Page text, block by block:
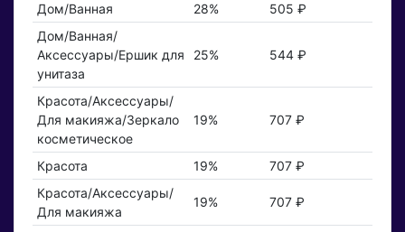
Дом/Ванная 28%
505 ₽
Дом/Ванная/
Аксессуары/Ершик для
унитаза
25% 544 ₽
Красота/Аксессуары/
Для макияжа/Зеркало
косметическое
19% 707 ₽
Красота 19%
707 ₽
Красота/Аксессуары/
Для макияжа
19% 707 ₽